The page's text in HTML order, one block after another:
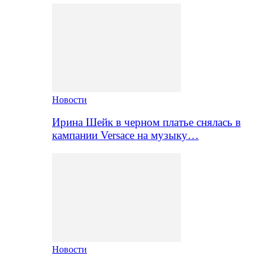
Новости
Ирина Шейк в черном платье снялась в
кампании Versace на музыку…
Новости